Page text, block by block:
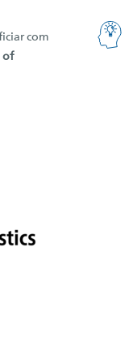
com
of